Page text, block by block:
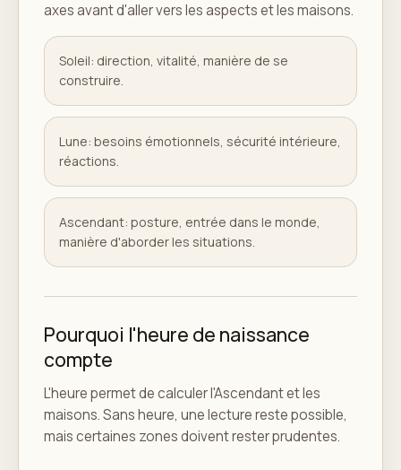
axes avant d'aller vers les aspects et les maisons.
Soleil: direction, vitalité, manière de se
construire.
Lune: besoins émotionnels, sécurité intérieure,
réactions.
Ascendant: posture, entrée dans le monde,
manière d'aborder les situations.
Pourquoi l'heure de naissance
compte
L'heure permet de calculer l'Ascendant et les
maisons. Sans heure, une lecture reste possible,
mais certaines zones doivent rester prudentes.